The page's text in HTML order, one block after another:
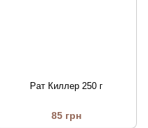
Рат Киллер 250 г
85 грн